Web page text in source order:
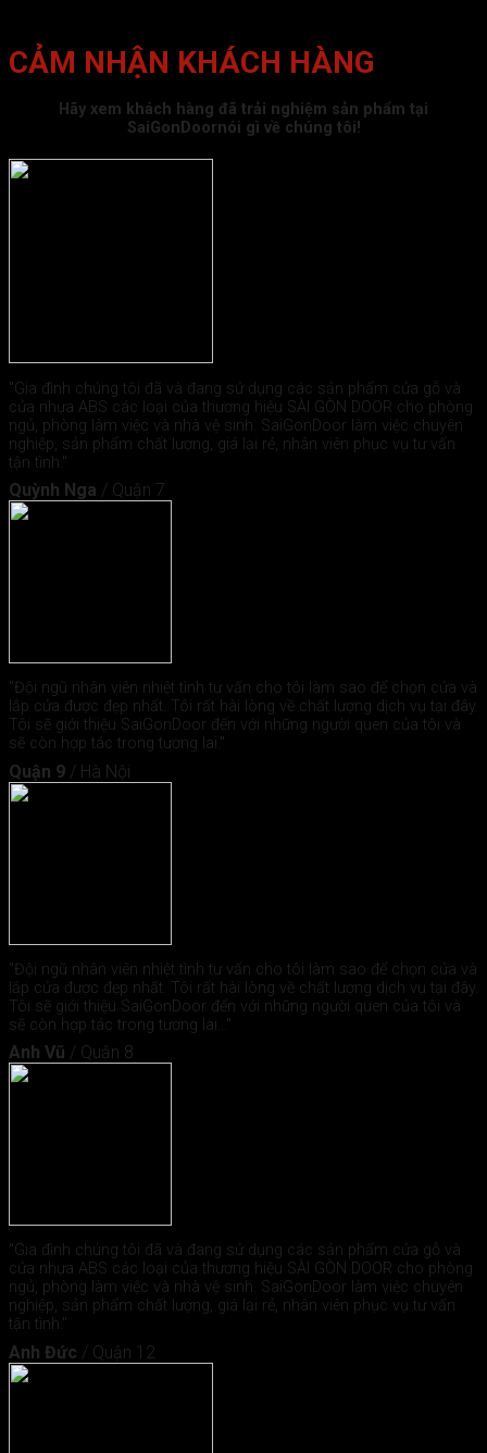
CẢM NHẬN KHÁCH HÀNG
Hãy xem khách hàng đã trải nghiệm sản phẩm tại
SaiGonDoornói gì về chúng tôi!
"Gia đình chúng tôi đã và đang sử dụng các sản phẩm cửa gỗ và
cửa nhựa ABS các loại của thương hiệu SÀI GÒN DOOR cho phòng
ngủ, phòng làm việc và nhà vệ sinh. SaiGonDoor làm việc chuyên
nghiệp, sản phẩm chất lượng, giá lại rẻ, nhân viên phục vụ tư vấn
tận tình."
Quỳnh Nga / Quận 7
"Đội ngũ nhân viên nhiệt tình tư vấn cho tôi làm sao để chọn cửa và
lắp cửa được đẹp nhất. Tôi rất hài lòng về chất lượng dịch vụ tại đây.
Tôi sẽ giới thiệu SaiGonDoor đến với những người quen của tôi và
sẽ còn hợp tác trong tương lai."
Quận 9 / Hà Nội
"Đội ngũ nhân viên nhiệt tình tư vấn cho tôi làm sao để chọn cửa và
lắp cửa được đẹp nhất. Tôi rất hài lòng về chất lượng dịch vụ tại đây.
Tôi sẽ giới thiệu SaiGonDoor đến với những người quen của tôi và
sẽ còn hợp tác trong tương lai..."
Anh Vũ / Quận 8
"Gia đình chúng tôi đã và đang sử dụng các sản phẩm cửa gỗ và
cửa nhựa ABS các loại của thương hiệu SÀI GÒN DOOR cho phòng
ngủ, phòng làm việc và nhà vệ sinh. SaiGonDoor làm việc chuyên
nghiệp, sản phẩm chất lượng, giá lại rẻ, nhân viên phục vụ tư vấn
tận tình."
Anh Đức / Quận 12